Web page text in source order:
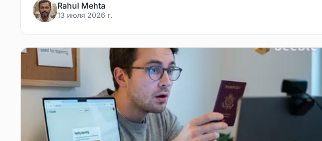
Rahul Mehta
13 июля 2026 г.